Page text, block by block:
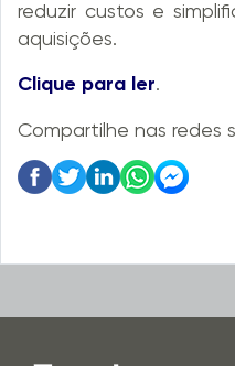
reduzir custos e
aquisições.
Clique para ler.
Compartilhe nas redes